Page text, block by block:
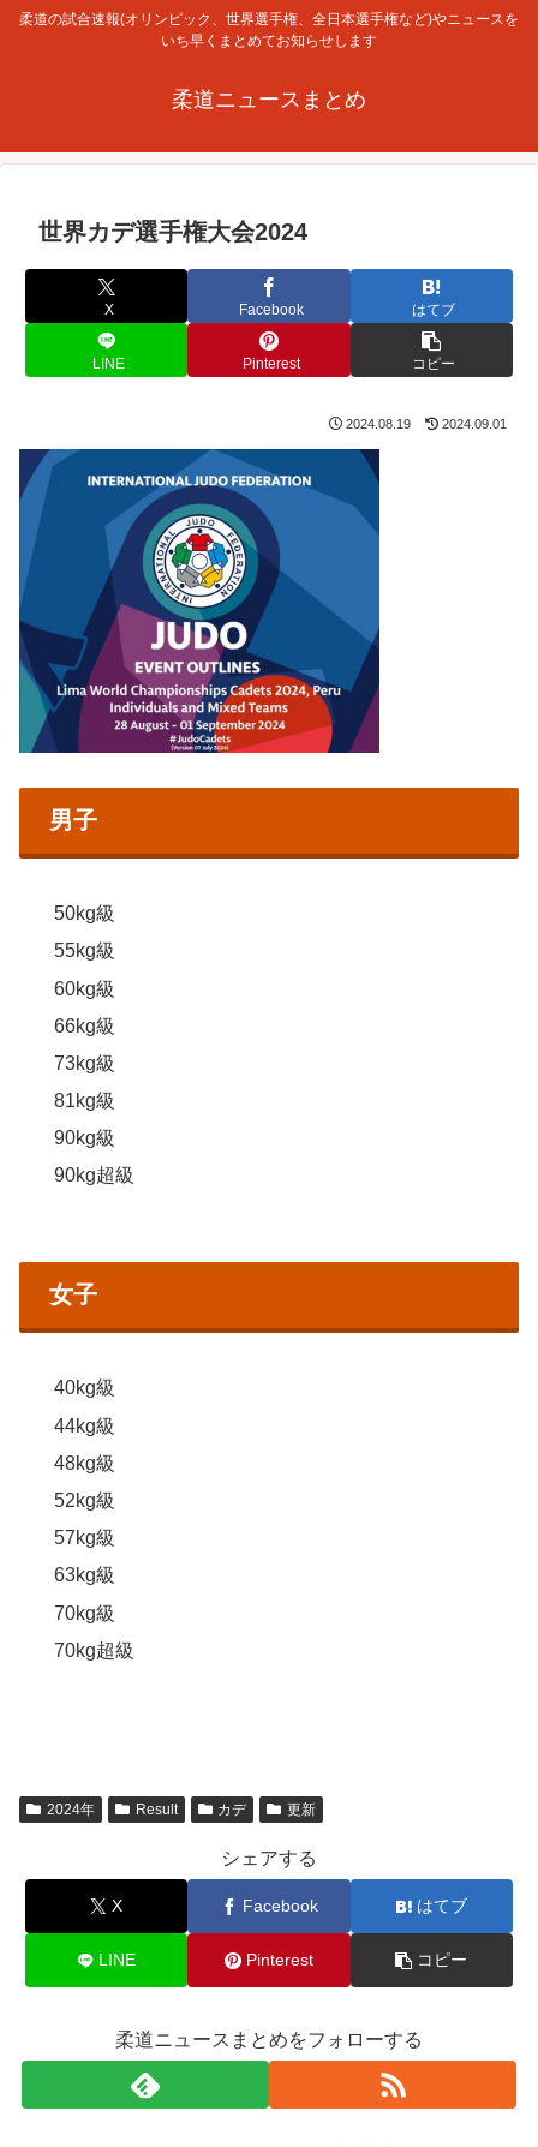
柔道の試合速報(オリンピック、世界選手権、全日本選手権など)やニュースを
いち早くまとめてお知らせします
柔道ニュースまとめ
世界カデ選手権大会2024
X Facebook はてブ
LINE Pinterest コピー
2024.08.19 2024.09.01
男子
50kg級
55kg級
60kg級
66kg級
73kg級
81kg級
90kg級
90kg超級
女子
40kg級
44kg級
48kg級
52kg級
57kg級
63kg級
70kg級
70kg超級
2024年 Result カデ 更新
シェアする
X Facebook はてブ
LINE Pinterest コピー
柔道ニュースまとめをフォローする